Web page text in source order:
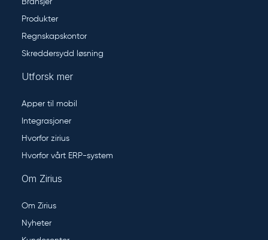
Bransjer
Produkter
Regnskapskontor
Skreddersydd løsning
Utforsk mer
Apper til mobil
Integrasjoner
Hvorfor zirius
Hvorfor vårt ERP-system
Om Zirius
Om Zirius
Nyheter